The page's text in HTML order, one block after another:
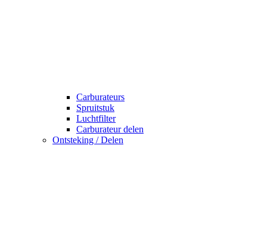
Carburateurs
Spruitstuk
Luchtfilter
Carburateur delen
Ontsteking / Delen